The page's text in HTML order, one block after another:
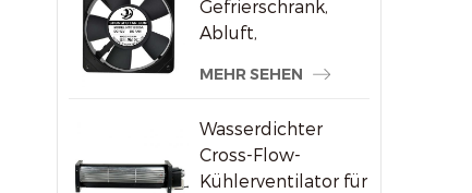
Gefrierschrank,
Abluft,
Axialventilator
MEHR SEHEN
Wasserdichter
Cross-Flow-
Kühlerventilator für